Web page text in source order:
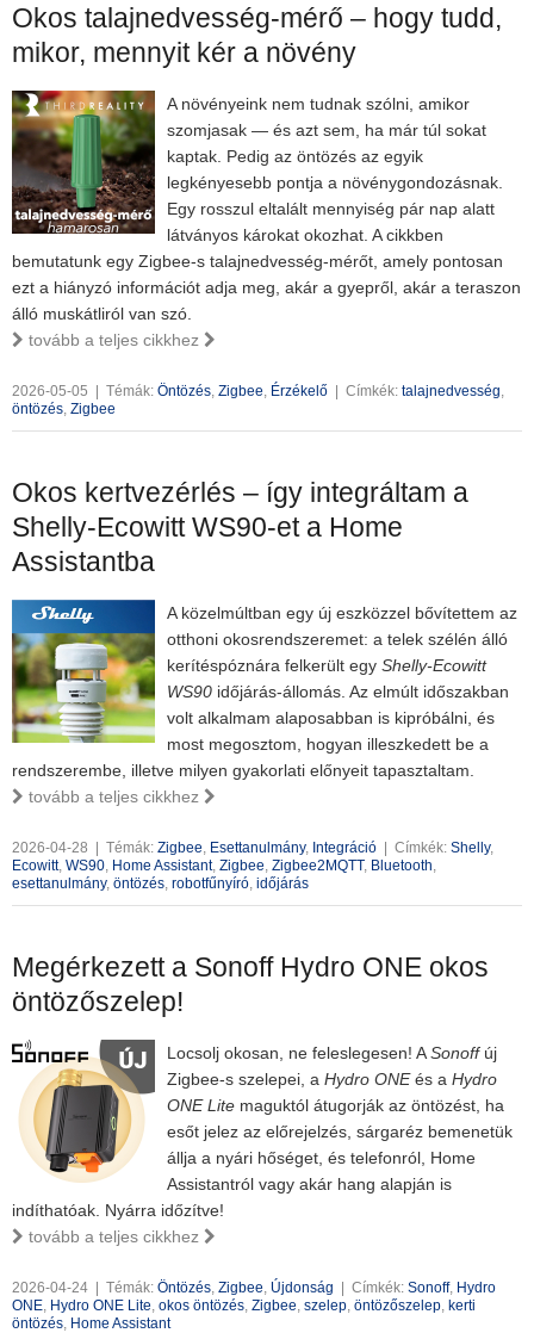
Okos talajnedvesség-mérő – hogy tudd,
mikor, mennyit kér a növény
A növényeink nem tudnak szólni, amikor
szomjasak — és azt sem, ha már túl sokat
kaptak. Pedig az öntözés az egyik
legkényesebb pontja a növénygondozásnak.
Egy rosszul eltalált mennyiség pár nap alatt
látványos károkat okozhat. A cikkben
bemutatunk egy Zigbee-s talajnedvesség-mérőt, amely pontosan
ezt a hiányzó információt adja meg, akár a gyepről, akár a teraszon
álló muskátliról van szó.
tovább a teljes cikkhez
2026-05-05 Témák: Öntözés, Zigbee, Érzékelő Címkék: talajnedvesség,
öntözés, Zigbee
Okos kertvezérlés – így integráltam a
Shelly-Ecowitt WS90-et a Home
Assistantba
A közelmúltban egy új eszközzel bővítettem az
otthoni okosrendszeremet: a telek szélén álló
kerítéspóznára felkerült egy Shelly-Ecowitt
WS90 időjárás-állomás. Az elmúlt időszakban
volt alkalmam alaposabban is kipróbálni, és
most megosztom, hogyan illeszkedett be a
rendszerembe, illetve milyen gyakorlati előnyeit tapasztaltam.
tovább a teljes cikkhez
2026-04-28 Témák: Zigbee, Esettanulmány, Integráció Címkék: Shelly,
Ecowitt, WS90, Home Assistant, Zigbee, Zigbee2MQTT, Bluetooth,
esettanulmány, öntözés, robotfűnyíró, időjárás
Megérkezett a Sonoff Hydro ONE okos
öntözőszelep!
Locsolj okosan, ne feleslegesen! ASonoffúj
Zigbee-s szelepei, a Hydro ONEés a Hydro
ONE Lite maguktól átugorják az öntözést, ha
esőt jelez az előrejelzés, sárgaréz bemenetük
állja a nyári hőséget, és telefonról, Home
Assistantról vagy akár hang alapján is
indíthatóak. Nyárra időzítve!
tovább a teljes cikkhez
2026-04-24 Témák: Öntözés, Zigbee, Újdonság Címkék: Sonoff, Hydro
ONE, Hydro ONE Lite, okos öntözés, Zigbee, szelep, öntözőszelep, kerti
öntözés, Home Assistant